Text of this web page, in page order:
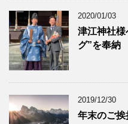
2020/01/03
津江神社
グ”を奉納
2019/12/30
年末のご挨